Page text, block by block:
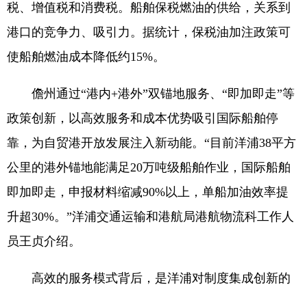
税、增值税和消费税。船舶保税燃油的供给，关系到
港口的竞争力、吸引力。据统计，保税油加注政策可
使船舶燃油成本降低约15%。
儋州通过“港内+港外”双锚地服务、“即加即走”等
政策创新，以高效服务和成本优势吸引国际船舶停
靠，为自贸港开放发展注入新动能。“目前洋浦38平方
公里的港外锚地能满足20万吨级船舶作业，国际船舶
即加即走，申报材料缩减90%以上，单船加油效率提
升超30%。”洋浦交通运输和港航局港航物流科工作人
员王贞介绍。
高效的服务模式背后，是洋浦对制度集成创新的